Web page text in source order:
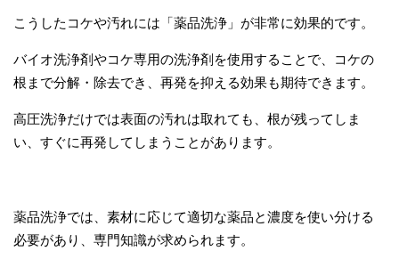
こうしたコケや汚れには「薬品洗浄」が非常に効果的です。
バイオ洗浄剤やコケ専用の洗浄剤を使用することで、コケの
根まで分解・除去でき、再発を抑える効果も期待できます。
高圧洗浄だけでは表面の汚れは取れても、根が残ってしま
い、すぐに再発してしまうことがあります。
薬品洗浄では、素材に応じて適切な薬品と濃度を使い分ける
必要があり、専門知識が求められます。